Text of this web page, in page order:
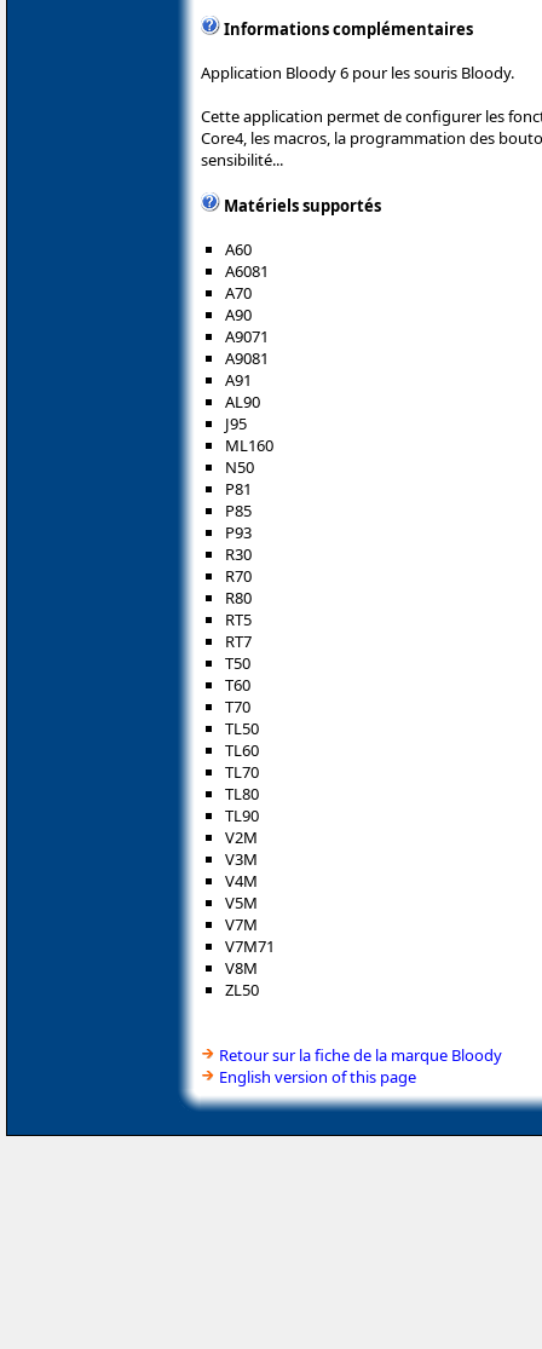
Informations complémentaires
Application Bloody 6 pour les souris Bloody.
Cette application permet de configurer les
Core4, les macros, la programmation des
sensibilité...
Matériels supportés
A60
A6081
A70
A90
A9071
A9081
A91
AL90
J95
ML160
N50
P81
P85
P93
R30
R70
R80
RT5
RT7
T50
T60
T70
TL50
TL60
TL70
TL80
TL90
V2M
V3M
V4M
V5M
V7M
V7M71
V8M
ZL50
Retour sur la fiche de la marque Bloody
English version of this page